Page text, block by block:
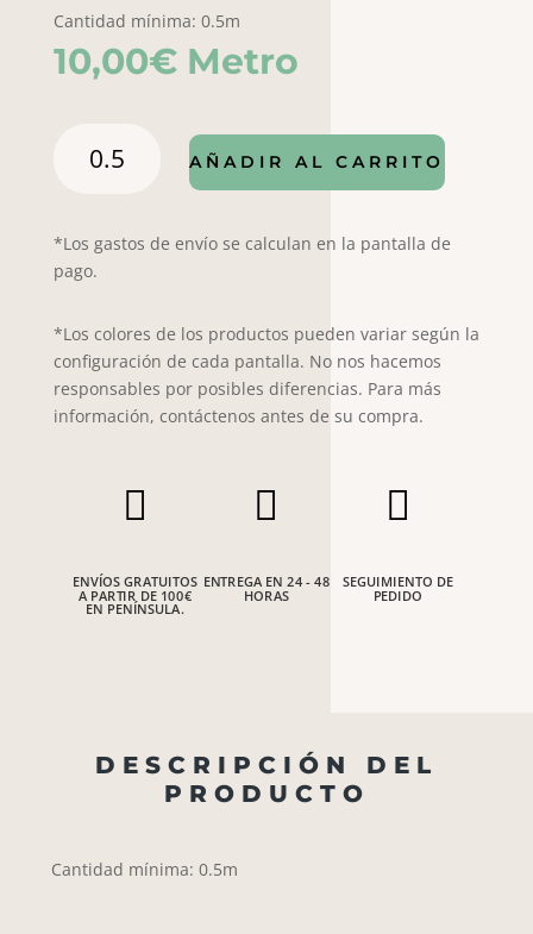
Cantidad mínima: 0.5m
10,00€ Metro
Halloween
cantidad
AÑADIR AL CARRITO
*Los gastos de envío se calculan en la pantalla de
pago.
*Los colores de los productos pueden variar según la
configuración de cada pantalla. No nos hacemos
responsables por posibles diferencias. Para más
información, contáctenos antes de su compra.

ENVÍOS GRATUITOS
A PARTIR DE 100€
EN PENÍNSULA.

ENTREGA EN 24 - 48
HORAS

SEGUIMIENTO DE
PEDIDO
DESCRIPCIÓN DEL
PRODUCTO
Cantidad mínima: 0.5m